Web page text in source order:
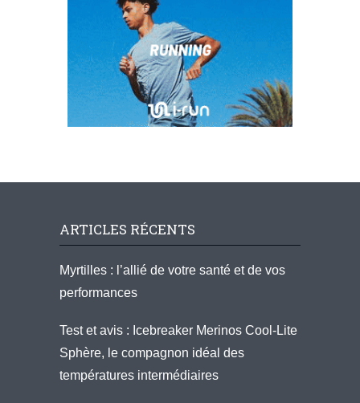
ARTICLES RÉCENTS
Myrtilles : l’allié de votre santé et de vos
performances
Test et avis : Icebreaker Merinos Cool-Lite
Sphère, le compagnon idéal des
températures intermédiaires